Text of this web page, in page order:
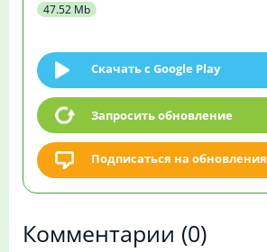
47.52 Mb
Скачать c Google Play
Запросить обновление
Подписаться на обновления
Комментарии (0)